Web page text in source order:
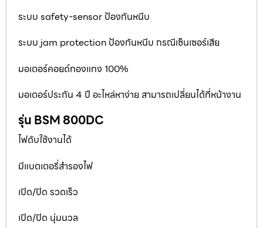
ระบบ safety-sensor ป้องกันหนีบ
ระบบ jam protection ป้องกันหนีบ กรณีเซ็นเซอร์เสีย
มอเตอร์คอยด์ทองแทง 100%
มอเตอร์ประกัน 4 ปี อะไหล่หาง่าย สามารถเปลี่ยนได้ที่หน้างาน
รุ่น BSM 800DC
ไฟดับใช้งานได้
มีแบตเตอรี่สำรองไฟ
เปิด/ปิด รวดเร็ว
เปิด/ปิด นุ่มนวล